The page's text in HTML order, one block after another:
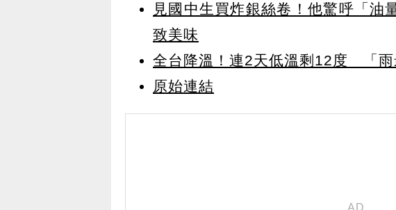
見國中生買炸銀絲卷！他驚呼「
致美味
全台降溫！連2天低溫剩12度 「雨
原始連結